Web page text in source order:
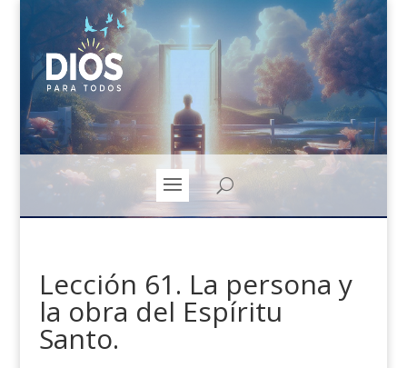
Lección 61. La persona y
la obra del Espíritu
Santo.